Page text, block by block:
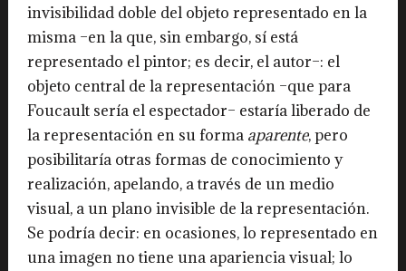
invisibilidad doble del objeto representado en la
misma –en la que, sin embargo, sí está
representado el pintor; es decir, el autor–: el
objeto central de la representación –que para
Foucault sería el espectador– estaría liberado de
la representación en su forma aparente, pero
posibilitaría otras formas de conocimiento y
realización, apelando, a través de un medio
visual, a un plano invisible de la representación.
Se podría decir: en ocasiones, lo representado en
una imagen no tiene una apariencia visual; lo